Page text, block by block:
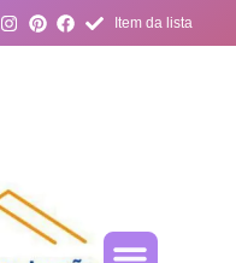
Item da lista